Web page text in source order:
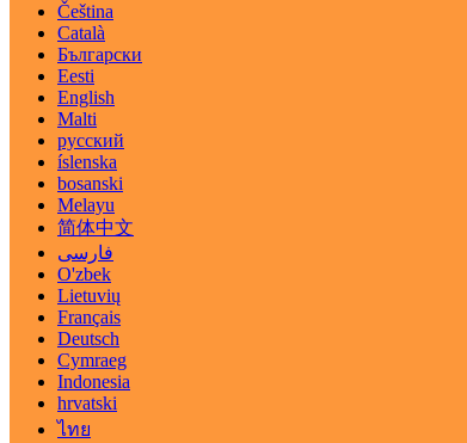
Čeština
Català
Български
Eesti
English
Malti
русский
íslenska
bosanski
Melayu
简体中文
فارسی
O'zbek
Lietuvių
Français
Deutsch
Cymraeg
Indonesia
hrvatski
ไทย